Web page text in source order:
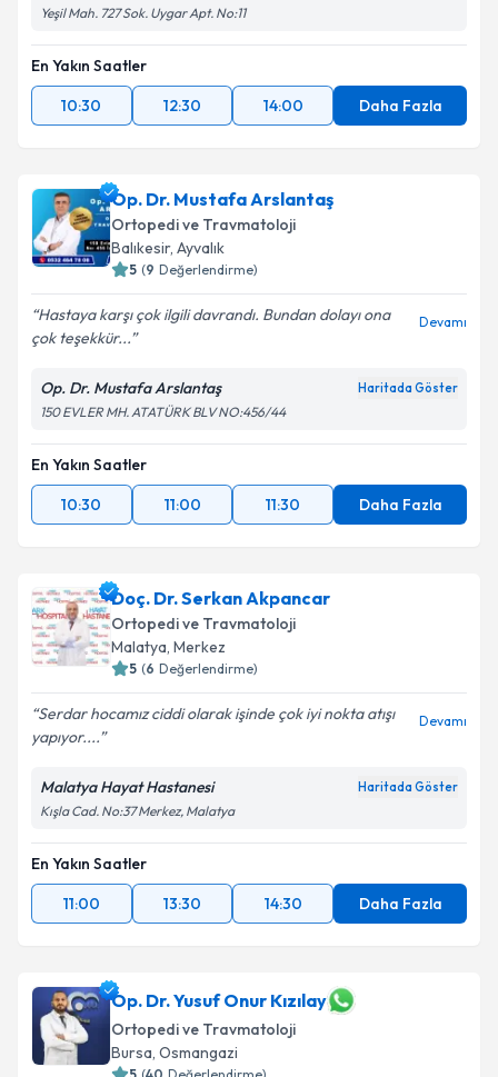
Yeşil Mah. 727 Sok. Uygar Apt. No:11
En Yakın Saatler
10:30
12:30 14:00 Daha Fazla
Op. Dr. Mustafa Arslantaş
Ortopedi ve Travmatoloji
Balıkesir, Ayvalık
5 (9 Değerlendirme)
Hastaya karşı çok ilgili davrandı. Bundan dolayı ona
çok teşekkür...
Devamı
Op. Dr. Mustafa Arslantaş Haritada Göster
150 EVLER MH. ATATÜRK BLV NO:456/44
En Yakın Saatler
10:30
11:00 11:30 Daha Fazla
Doç. Dr. Serkan Akpancar
Ortopedi ve Travmatoloji
Malatya, Merkez
5 (6 Değerlendirme)
Serdar hocamız ciddi olarak işinde çok iyi nokta atışı
yapıyor....
Devamı
Malatya Hayat Hastanesi Haritada Göster
Kışla Cad. No:37 Merkez, Malatya
En Yakın Saatler
11:00
13:30 14:30 Daha Fazla
Op. Dr. Yusuf Onur Kızılay
Ortopedi ve Travmatoloji
Bursa, Osmangazi